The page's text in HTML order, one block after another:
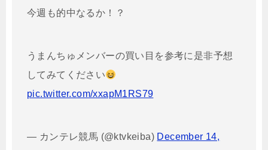
今週も的中なるか！？
うまんちゅメンバーの買い目を参考に是非予想
してみてください
pic.twitter.com/xxapM1RS79
— カンテレ競馬 (@ktvkeiba) December 14,